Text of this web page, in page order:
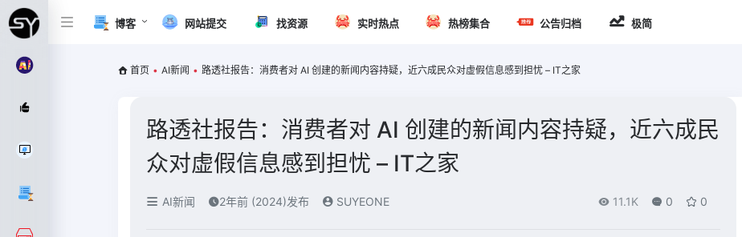
博客 网站提交 找资源 实时热点 热榜集合 公告归档 极简
首页 • AI新闻 • 路透社报告：消费者对 AI 创建的新闻内容持疑，近六成民众对虚假信息感到担忧 – IT之家
路透社报告：消费者对 AI 创建的新闻内容持疑，近六成民
众对虚假信息感到担忧 – IT之家
AI新闻 2年前 (2024)发布 SUYEONE 11.1K 0 0